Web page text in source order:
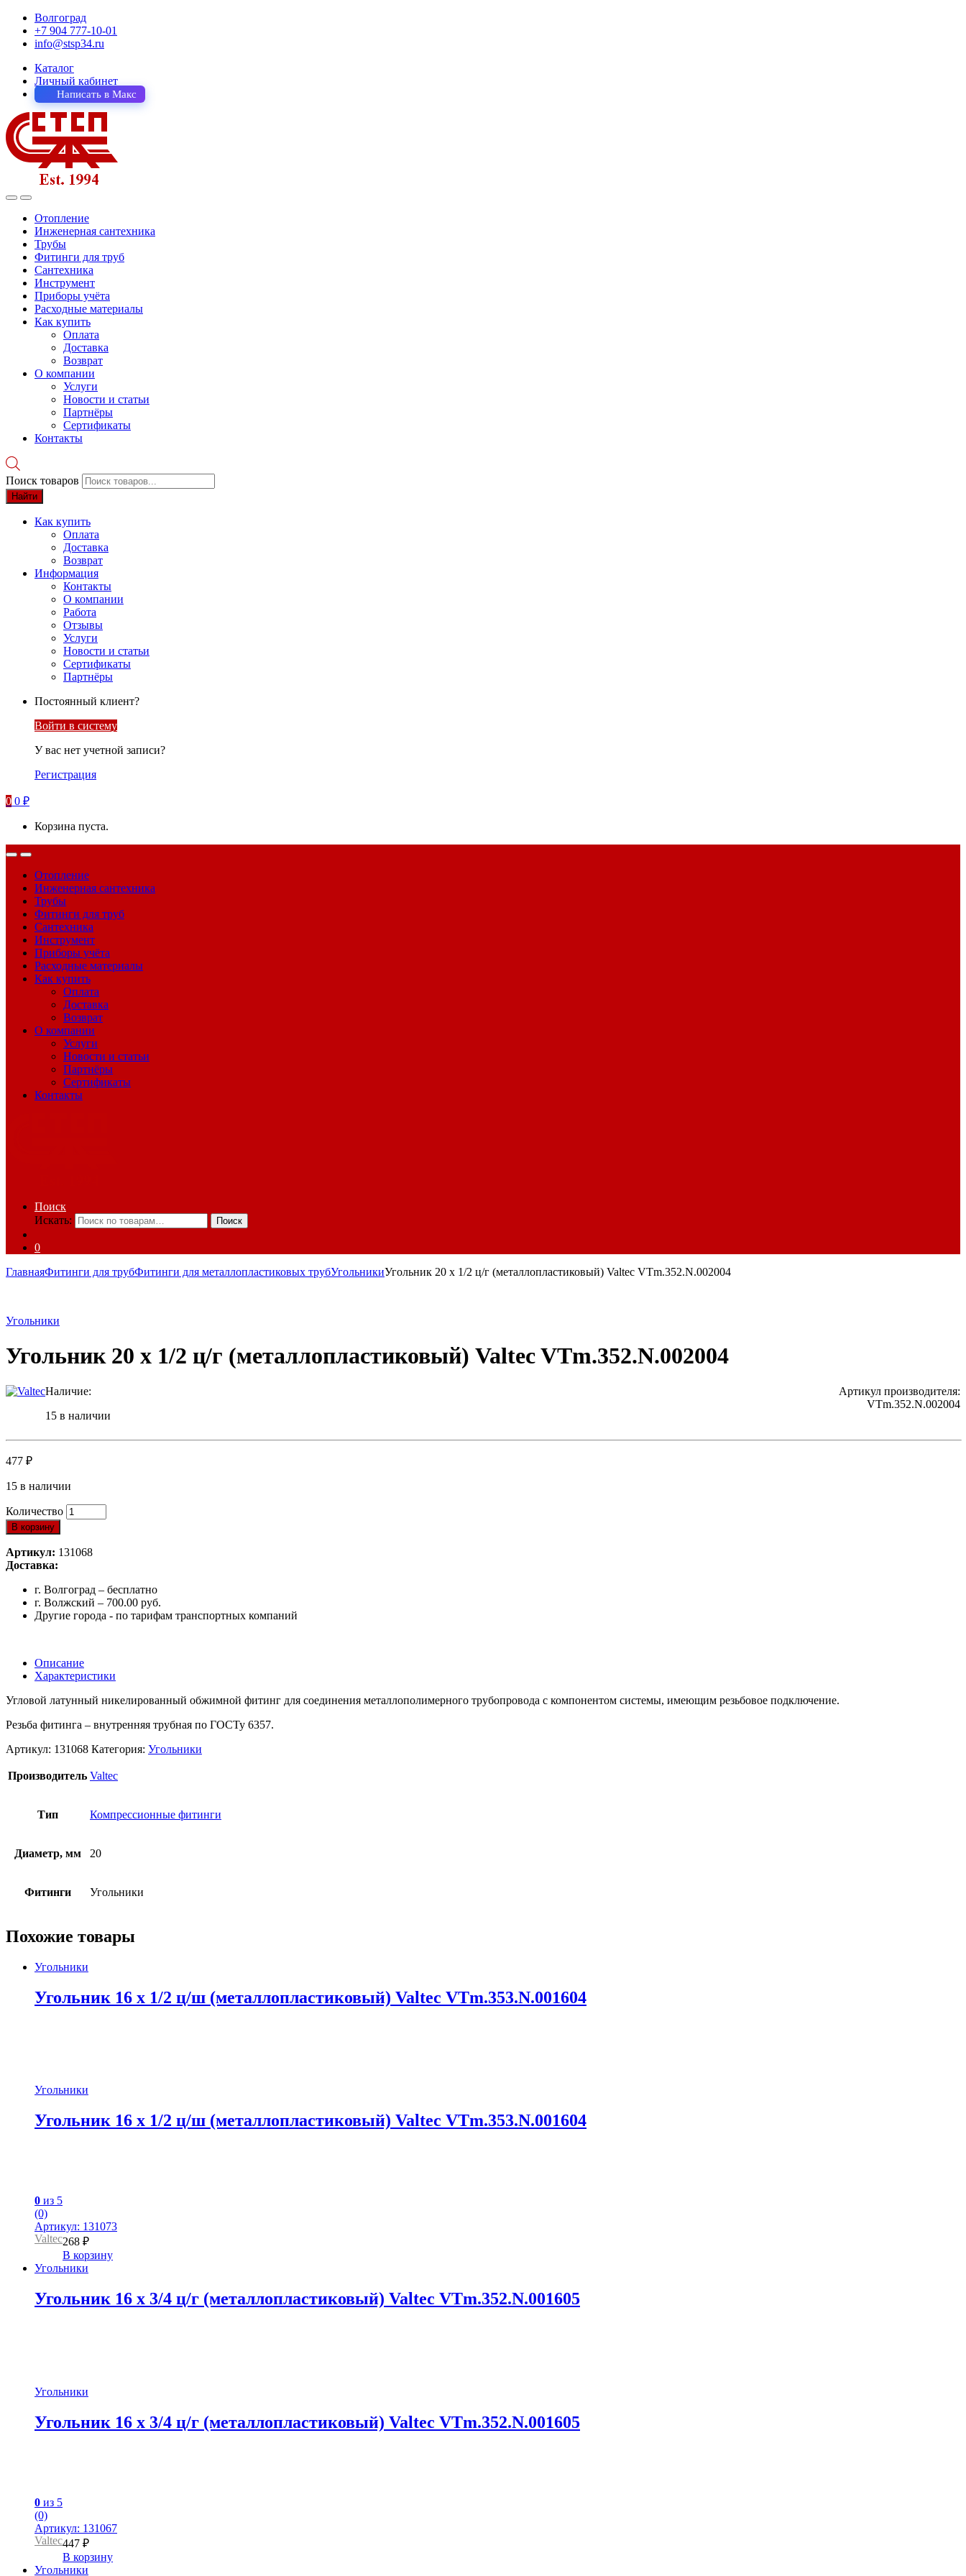
Волгоград
+7 904 777-10-01
info@stsp34.ru
Каталог
Личный кабинет
Написать в Макс
Отопление
Инженерная сантехника
Трубы
Фитинги для труб
Сантехника
Инструмент
Приборы учёта
Расходные материалы
Как купить
Оплата
Доставка
Возврат
О компании
Услуги
Новости и статьи
Партнёры
Сертификаты
Контакты
Поиск товаров
Найти
Как купить
Оплата
Доставка
Возврат
Информация
Контакты
О компании
Работа
Отзывы
Услуги
Новости и статьи
Сертификаты
Партнёры
Постоянный клиент?
Войти в систему
У вас нет учетной записи?
Регистрация
0 0 ₽
Корзина пуста.
Отопление
Инженерная сантехника
Трубы
Фитинги для труб
Сантехника
Инструмент
Приборы учёта
Расходные материалы
Как купить
Оплата
Доставка
Возврат
О компании
Услуги
Новости и статьи
Партнёры
Сертификаты
Контакты
Поиск
Искать:
Поиск
0
ГлавнаяФитинги для трубФитинги для металлопластиковых трубУгольникиУгольник 20 x 1/2 ц/г (металлопластиковый) Valtec VTm.352.N.002004
Угольники
Угольник 20 x 1/2 ц/г (металлопластиковый) Valtec VTm.352.N.002004
Наличие:
15 в наличии
Артикул производителя:
VTm.352.N.002004
477 ₽
15 в наличии
Количество
В корзину
Артикул: 131068
Доставка:
г. Волгоград – бесплатно
г. Волжский – 700.00 руб.
Другие города - по тарифам транспортных компаний
Описание
Характеристики
Угловой латунный никелированный обжимной фитинг для соединения металлополимерного трубопровода с компонентом системы, имеющим резьбовое подключение.
Резьба фитинга – внутренняя трубная по ГОСТу 6357.
Артикул: 131068 Категория: Угольники
Производитель Valtec
Тип Компрессионные фитинги
Диаметр, мм 20
Фитинги Угольники
Похожие товары
Угольники
Угольник 16 x 1/2 ц/ш (металлопластиковый) Valtec VTm.353.N.001604
Угольники
Угольник 16 x 1/2 ц/ш (металлопластиковый) Valtec VTm.353.N.001604
0 из 5
(0)
Артикул: 131073
Valtec268 ₽
В корзину
Угольники
Угольник 16 x 3/4 ц/г (металлопластиковый) Valtec VTm.352.N.001605
Угольники
Угольник 16 x 3/4 ц/г (металлопластиковый) Valtec VTm.352.N.001605
0 из 5
(0)
Артикул: 131067
Valtec447 ₽
В корзину
Угольники